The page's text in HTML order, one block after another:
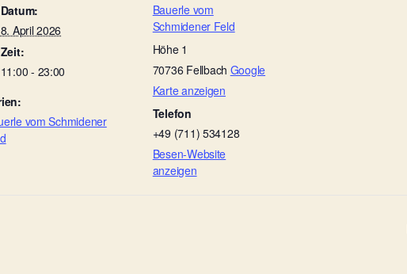
Datum:
8. April 2026
Zeit:
11:00 - 23:00
vom Schmidener
Bauerle vom
Schmidener Feld
Höhe 1
70736 Fellbach Google
Karte anzeigen
Telefon
+49 (711) 534128
Besen-Website
anzeigen